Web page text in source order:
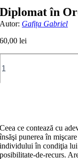
Diplomat în
Autor: Gafița Gabriel
60,00lei
Ceea ce contează cu
însăşi punerea în
individului în condiţia lui
posibilitate-de-recurs.